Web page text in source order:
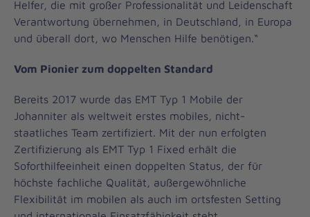
Helfer, die mit großer Professionalität und Leidenschaft
Verantwortung übernehmen, in Deutschland, in Europa
und überall dort, wo Menschen Hilfe benötigen.“
Vom Pionier zum doppelten Standard
Bereits 2017 wurde das EMT Typ 1 Mobile der
Johanniter als weltweit erstes mobiles, nicht-
staatliches Team zertifiziert. Mit der nun erfolgten
Zertifizierung als EMT Typ 1 Fixed erhält die
Soforthilfeeinheit einen doppelten Status, der für
höchste fachliche Qualität, außergewöhnliche
Flexibilität im mobilen als auch im ortsfesten Setting